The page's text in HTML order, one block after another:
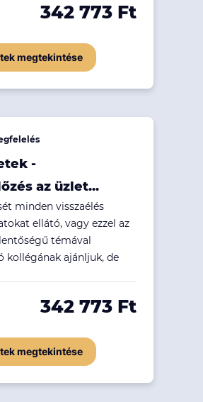
342 773 Ft
megtekintése
-
az üzlet...
minden visszaélés
ellátó, vagy ezzel az
témával
kollégának ajánljuk, de
342 773 Ft
megtekintése